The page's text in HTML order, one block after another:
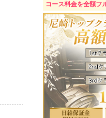
コース料金を全額フ